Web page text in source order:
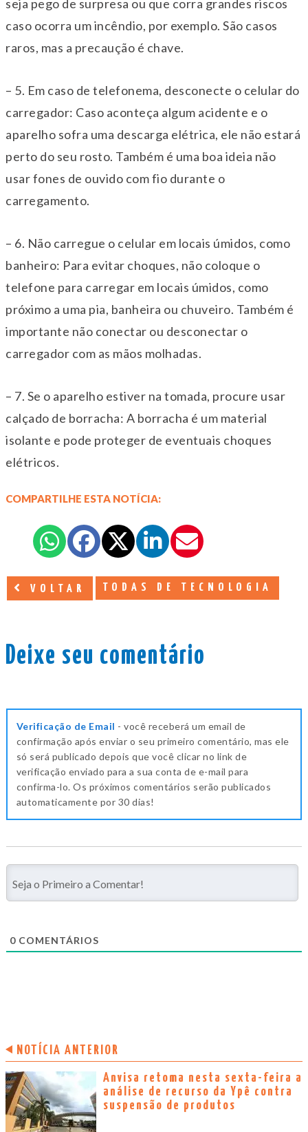
seja pego de surpresa ou que corra grandes riscos
caso ocorra um incêndio, por exemplo. São casos
raros, mas a precaução é chave.
– 5. Em caso de telefonema, desconecte o celular do
carregador: Caso aconteça algum acidente e o
aparelho sofra uma descarga elétrica, ele não estará
perto do seu rosto. Também é uma boa ideia não
usar fones de ouvido com fio durante o
carregamento.
– 6. Não carregue o celular em locais úmidos, como
banheiro: Para evitar choques, não coloque o
telefone para carregar em locais úmidos, como
próximo a uma pia, banheira ou chuveiro. Também é
importante não conectar ou desconectar o
carregador com as mãos molhadas.
– 7. Se o aparelho estiver na tomada, procure usar
calçado de borracha: A borracha é um material
isolante e pode proteger de eventuais choques
elétricos.
COMPARTILHE ESTA NOTÍCIA:
VOLTAR TODAS DE TECNOLOGIA
Deixe seu comentário
Verificação de Email - você receberá um email de
confirmação após enviar o seu primeiro comentário, mas ele
só será publicado depois que você clicar no link de
verificação enviado para a sua conta de e-mail para
confirma-lo. Os próximos comentários serão publicados
automaticamente por 30 dias!
0 COMENTÁRIOS
NOTÍCIA ANTERIOR
Anvisa retoma nesta sexta-feira a
análise de recurso da Ypê contra
suspensão de produtos